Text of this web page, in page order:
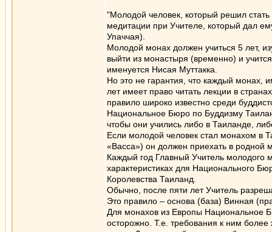
"Молодой человек, который решил
медитации при Учителе, который дал
Упаччая).
Молодой монах должен учиться 5 лет,
выйти из монастыря (временно) и
именуется Нисая Муттакка.
Но это не гарантия, что каждый монах,
лет имеет право читать лекции в
правило широко известно среди
Национальное Бюро по Буддизму
чтобы они учились либо в Таиланде,
Если молодой человек стал монахом в
«Васса») он должен приехать в родной
Каждый год Главный Учитель молодого
характеристиках для Национального
Королевства Таиланд.
Обычно, после пяти лет Учитель
Это правило – основа (база) Винная
Для монахов из Европы Национальное
осторожно. Т.е. требования к ним